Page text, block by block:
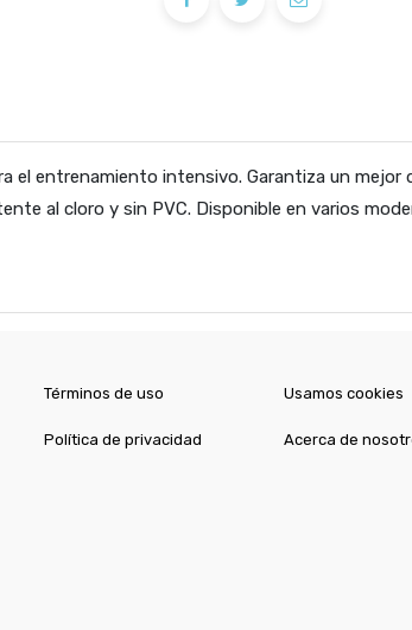
el entrenamiento intensivo. Garantiza un mejor
al cloro y sin PVC. Disponible en varios
Términos de uso
Política de privacidad
Usamos cookies
Acerca de